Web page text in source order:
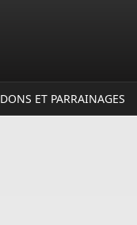
DONS ET PARRAINAGES